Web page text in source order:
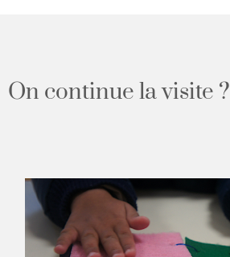
On continue la visite ?